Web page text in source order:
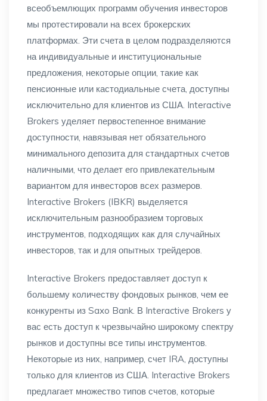
всеобъемлющих программ обучения инвесторов
мы протестировали на всех брокерских
платформах. Эти счета в целом подразделяются
на индивидуальные и институциональные
предложения, некоторые опции, такие как
пенсионные или кастодиальные счета, доступны
исключительно для клиентов из США. Interactive
Brokers уделяет первостепенное внимание
доступности, навязывая нет обязательного
минимального депозита для стандартных счетов
наличными, что делает его привлекательным
вариантом для инвесторов всех размеров.
Interactive Brokers (IBKR) выделяется
исключительным разнообразием торговых
инструментов, подходящих как для случайных
инвесторов, так и для опытных трейдеров.
Interactive Brokers предоставляет доступ к
большему количеству фондовых рынков, чем ее
конкуренты из Saxo Bank. В Interactive Brokers у
вас есть доступ к чрезвычайно широкому спектру
рынков и доступны все типы инструментов.
Некоторые из них, например, счет IRA, доступны
только для клиентов из США. Interactive Brokers
предлагает множество типов счетов, которые